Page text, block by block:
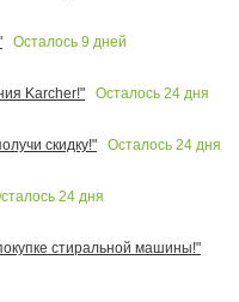
Осталось 9 дней
Karcher!"
Осталось 24 дня
скидку!"
Осталось 24 дня
24 дня
стиральной машины!"